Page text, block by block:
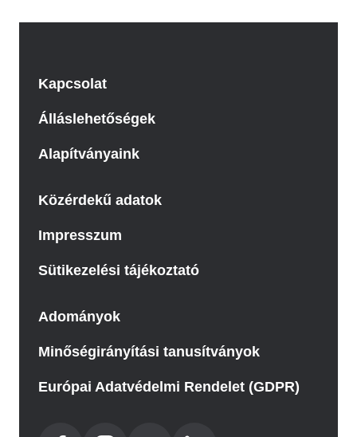
Kapcsolat
Álláslehetőségek
Alapítványaink
Közérdekű adatok
Impresszum
Sütikezelési tájékoztató
Adományok
Minőségirányítási tanusítványok
Európai Adatvédelmi Rendelet (GDPR)